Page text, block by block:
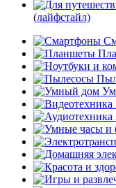
(лайфстайл)